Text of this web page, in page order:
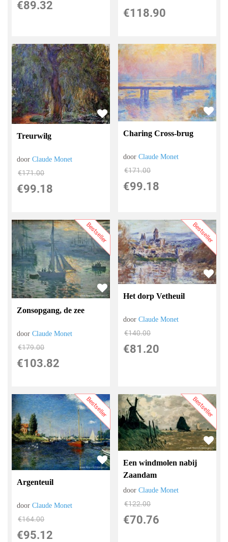
€89.32
€118.90
Treurwilg
doorClaude Monet
€171.00
€99.18
Charing Cross-brug
doorClaude Monet
€171.00
€99.18
Bestseller
Zonsopgang, de zee
doorClaude Monet
€179.00
€103.82
Bestseller
Het dorp Vetheuil
doorClaude Monet
€140.00
€81.20
Bestseller
Argenteuil
doorClaude Monet
€164.00
€95.12
Bestseller
Een windmolen nabij
Zaandam
doorClaude Monet
€122.00
€70.76